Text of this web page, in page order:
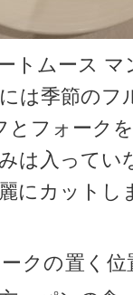
トムース マ
は季節のフ
とフォーク
は入ってい
にカットし
クの置く位